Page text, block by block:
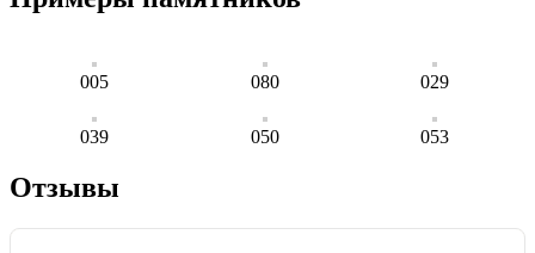
005 080 029
039 050 053
Отзывы